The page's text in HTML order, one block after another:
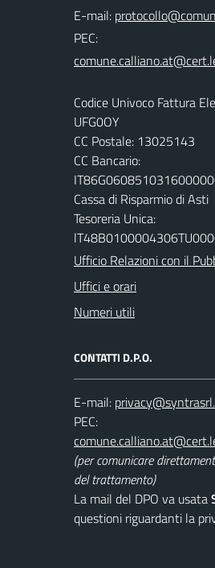
E-mail:
PEC:
Codice Univoco Fattura
UFG0OY
CC Postale: 13025143
CC Bancario:
Cassa di Risparmio di Asti
Tesoreria Unica:
Ufficio Relazioni con il
Uffici e orari
Numeri utili
CONTATTI D.P.O.
E-mail:
PEC:
(per comunicare
del trattamento)
La mail del DPO va usata
questioni riguardanti la